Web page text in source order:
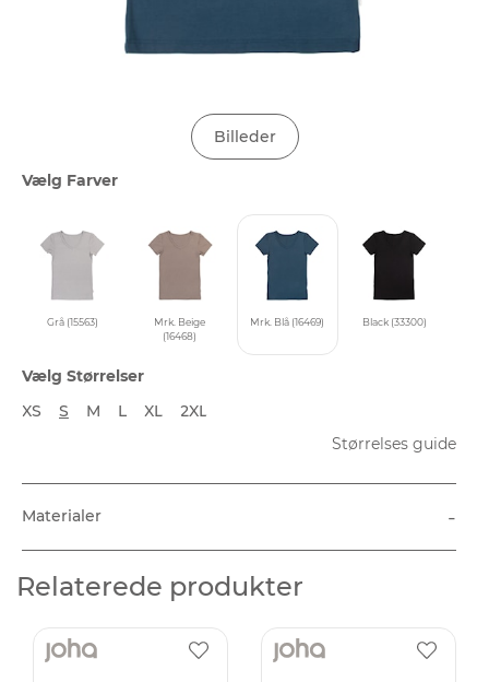
Billeder
Vælg Farver
Grå (15563)
Mrk. Beige
(16468)
Mrk. Blå (16469) Black (33300)
Vælg Størrelser
XS
S M L XL
2XL
Størrelses guide
Materialer -
Relaterede produkter